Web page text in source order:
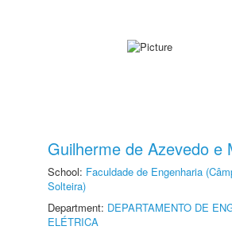
Guilherme de Azevedo e
School: Faculdade de Engenharia
Solteira)
Department: DEPARTAMENTO DE
ELÉTRICA